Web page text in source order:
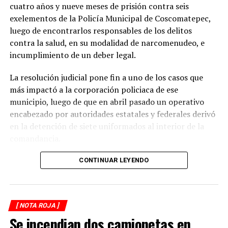
temporada de lluvias, cuando el riesgo de accidentes se
incrementa en las carreteras de la región.
La circulación en la zona se vio afectada por algunos
minutos mientras se realizaban las labores de auxilio y el
levantamiento de indicios por parte de las autoridades.
Posteriormente, el tránsito fue restablecido de manera
normal.
cuatro años y nueve meses de prisión contra seis
exelementos de la Policía Municipal de Coscomatepec,
luego de encontrarlos responsables de los delitos
contra la salud, en su modalidad de narcomenudeo, e
incumplimiento de un deber legal.
La resolución judicial pone fin a uno de los casos que
más impactó a la corporación policiaca de ese
municipio, luego de que en abril pasado un operativo
encabezado por autoridades estatales y federales derivó
en la detención de siete uniformados al interior de la
La intervención se realizó el 10 de abril mediante un
despliegue conjunto de agentes de la Policía Ministerial,
elementos de la Secretaría de Marina (Semar) y de la
Secretaría de Seguridad Pública (SSP), quienes
ejecutaron una revisión en las instalaciones de la
corporación municipal.
CONTINUAR LEYENDO
[ NOTA ROJA ]
Se incendian dos camionetas en